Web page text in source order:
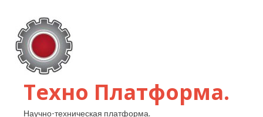
Техно Платформа.
Научно-техническая платформа.